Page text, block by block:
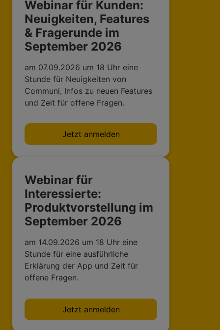
Webinar für Kunden:
Neuigkeiten, Features
& Fragerunde im
September 2026
am 07.09.2026 um 18 Uhr eine
Stunde für Neuigkeiten von
Communi, Infos zu neuen Features
und Zeit für offene Fragen.
Jetzt anmelden
Webinar für
Interessierte:
Produktvorstellung im
September 2026
am 14.09.2026 um 18 Uhr eine
Stunde für eine ausführliche
Erklärung der App und Zeit für
offene Fragen.
Jetzt anmelden